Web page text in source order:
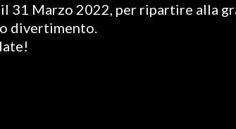
31 Marzo 2022, per ripartire alla
divertimento.